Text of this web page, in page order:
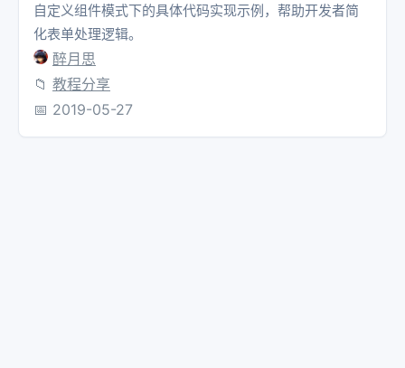
自定义组件模式下的具体代码实现示例，帮助开发者简
化表单处理逻辑。
醉月思
📁 教程分享
📅 2019-05-27